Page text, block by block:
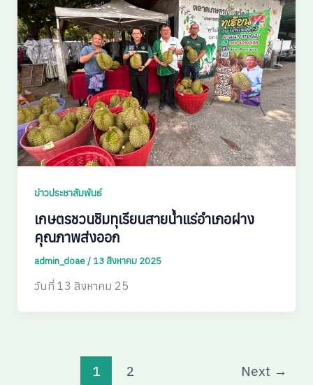
ข่าวประชาสัมพันธ์
เกษตรชวนชิมทุเรียนสายน้ำแร่อำเภอฝาง
คุณภาพส่งออก
admin_doae/ 13 สิงหาคม 2025
วันที่ 13 สิงหาคม 25
1 2 Next →